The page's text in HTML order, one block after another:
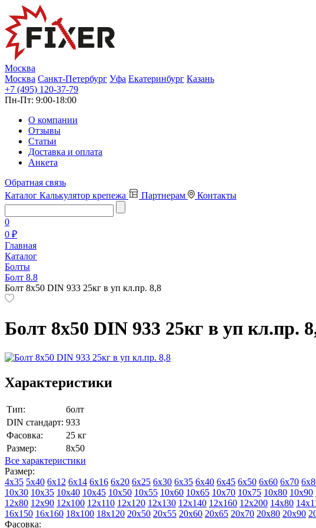
Москва
Москва Санкт-Петербург Уфа Екатеринбург Казань
+7 (495) 120-37-79
Пн-Пт: 9:00-18:00
О компании
Отзывы
Статьи
Доставка и оплата
Анкета
Обратная связь
Каталог Калькулятор крепежа Партнерам Контакты
0
0 ₽
Главная
Каталог
Болты
Болт 8.8
Болт 8х50 DIN 933 25кг в уп кл.пр. 8,8
Болт 8х50 DIN 933 25кг в уп кл.пр.
Характеристики
Тип:
болт
DIN стандарт: 933
Фасовка:
25 кг
Размер:
8х50
Все характеристики
Размер:
4х35 5х40 6х12 6х14 6х16 6х20 6х25 6х30 6х35 6х40 6х45 6х50 6х60 6х70
10х30 10х35 10х40 10х45 10х50 10х55 10х60 10х65 10х70 10х75 10х80 10х90
12х80 12х90 12х100 12х110 12х120 12х130 12х140 12х160 12х200 14х80
16х150 16х160 18х100 18х120 20х50 20х55 20х60 20х65 20х70 20х80 20х90
Фасовка: